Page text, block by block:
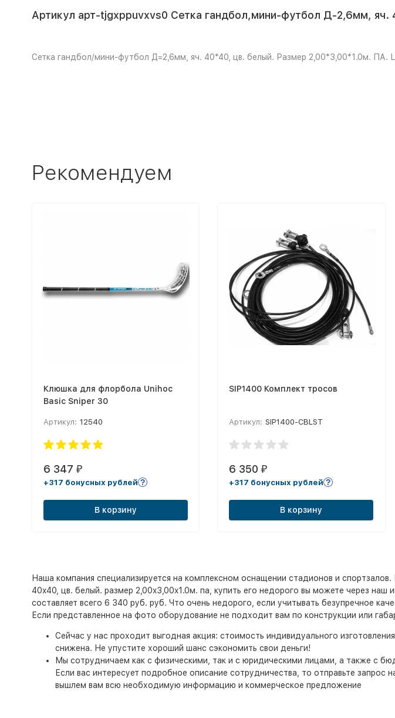
Артикул арт-tjgxppuvxvs0 Сетка гандбол,мини-футбол Д-2,6мм,
Сетка гандбол/мини-футбол Д=2,6мм, яч. 40*40, цв. белый. Размер 2,00*3,00*1.0м. ПА.
Рекомендуем
Клюшка для флорбола Unihoc
Basic Sniper 30
Артикул: 12540
6 347 ₽
+317 бонусных рублей
В корзину
SIP1400 Комплект тросов
Артикул: SIP1400-CBLST
6 350₽
+317 бонусных рублей
В корзину
Наша компания специализируется на комплексном оснащении стадионов и
40x40, цв. белый. размер 2,00x3,00x1.0м. па, купить его недорого вы можете через
составляет всего 6 340 руб. руб. Что очень недорого, если учитывать безупречное
Если представленное на фото оборудование не подходит вам по конструкции или
Сейчас у нас проходит выгодная акция: стоимость индивидуального
снижена. Не упустите хороший шанс сэкономить свои деньги!
Мы сотрудничаем как с физическими, так и с юридическими лицами, а также с
Если вас интересует подробное описание сотрудничества, то отправьте запрос
вышлем вам всю необходимую информацию и коммерческое предложение